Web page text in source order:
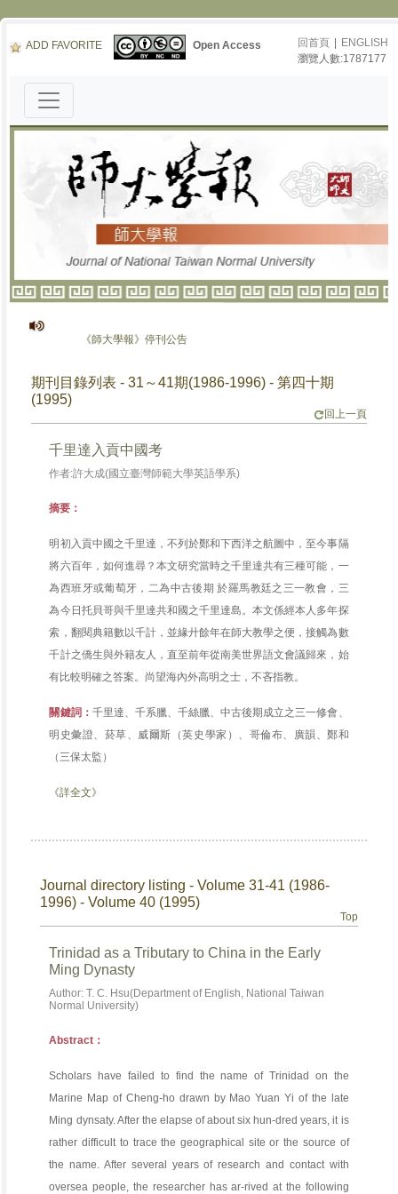
ADD FAVORITE Open Access 回首頁
ENGLISH
瀏覽人數:1787177
《師大學報》停刊公告
期刊目錄列表 - 31～41期(1986-1996) - 第四十期
(1995)
回上一頁
千里達入貢中國考
作者:許大成(國立臺灣師範大學英語學系)
摘要：
明初入貢中國之千里達，不列於鄭和下西洋之航圖中，至今事隔
將六百年，如何進尋？本文研究當時之千里達共有三種可能，一
為西班牙或葡萄牙，二為中古後期 於羅馬教廷之三一教會，三
為今日托貝哥與千里達共和國之千里達島。本文係經本人多年探
索，翻閱典籍數以千計，並緣廾餘年在師大教學之便，接觸為數
千計之僑生與外籍友人，直至前年從南美世界語文會議歸來，始
有比較明確之答案。尚望海內外高明之士，不吝指教。
關鍵詞： 千里達、千系臘、千絲臘、中古後期成立之三一修會、
明史彙證、菸草、威爾斯（英史學家）、哥倫布、廣韻、鄭和
（三保太監）
《詳全文》
Journal directory listing - Volume 31-41 (1986-
1996) - Volume 40 (1995)
Top
Trinidad as a Tributary to China in the Early
Ming Dynasty
Author: T. C. Hsu(Department of English, National Taiwan
Normal University)
Abstract：
Scholars have failed to find the name of Trinidad on the
Marine Map of Cheng-ho drawn by Mao Yuan Yi of the late
Ming dynsaty. After the elapse of about six hun-dred years, it is
rather difficult to trace the geographical site or the source of
the name. After several years of research and contact with
oversea people, the researcher has ar-rived at the following